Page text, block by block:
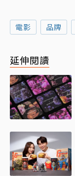
電影 品牌
延伸閱讀